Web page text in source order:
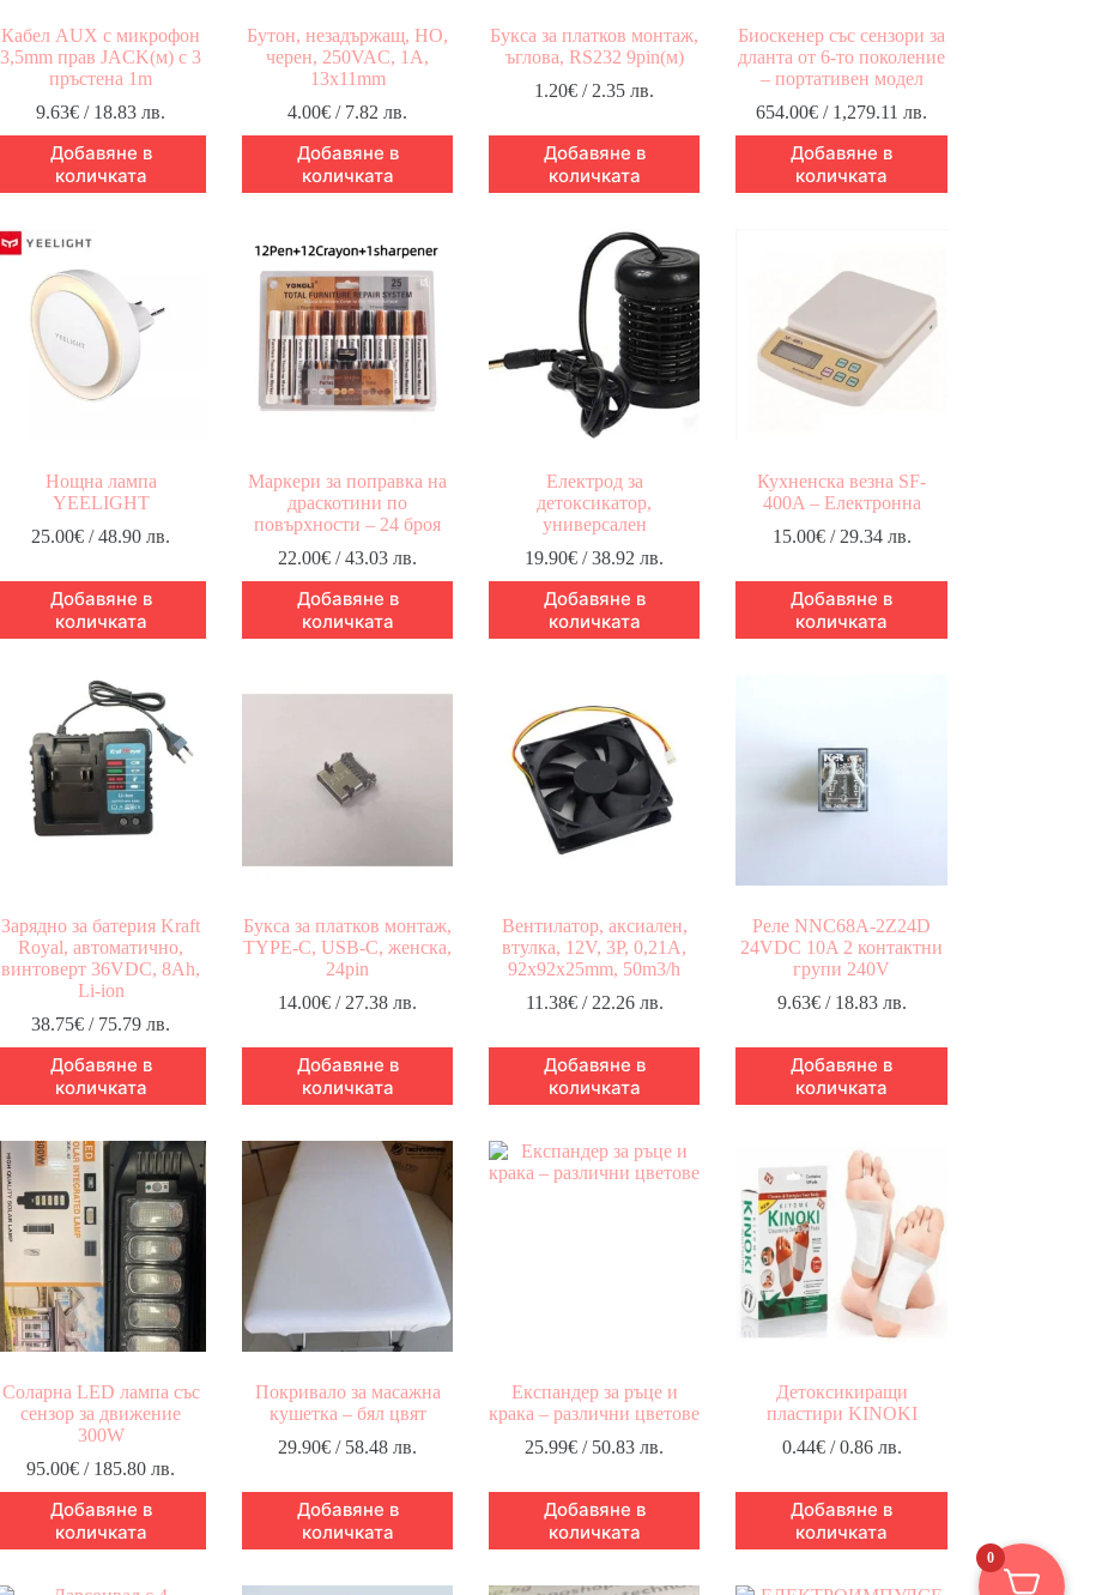
Кабел AUX с микрофон
3,5mm прав JACK(м) с 3
пръстена 1m
9.63€ / 18.83 лв.
Добавяне в
количката
Бутон, незадържащ, НО,
черен, 250VAC, 1A,
13x11mm
4.00€ / 7.82 лв.
Добавяне в
количката
Букса за платков монтаж,
ъглова, RS232 9pin(м)
1.20€ / 2.35 лв.
Добавяне в
количката
Биоскенер със сензори за
дланта от 6-то поколение
– портативен модел
654.00€ / 1,279.11 лв.
Добавяне в
количката
Нощна лампа
YEELIGHT
25.00€ / 48.90 лв.
Добавяне в
количката
Маркери за поправка на
драскотини по
повърхности – 24 броя
22.00€ / 43.03 лв.
Добавяне в
количката
Електрод за
детоксикатор,
универсален
19.90€ / 38.92 лв.
Добавяне в
количката
Кухненска везна SF-
400A – Електронна
15.00€/ 29.34 лв.
Добавяне в
количката
Зарядно за батерия Kraft
Royal, автоматично,
винтоверт 36VDC, 8Ah,
Li-ion
38.75€ / 75.79 лв.
Добавяне в
количката
Букса за платков монтаж,
TYPE-C, USB-C, женска,
24pin
14.00€ / 27.38 лв.
Добавяне в
количката
Вентилатор, аксиален,
втулка, 12V, 3P, 0,21A,
92х92х25mm, 50m3/h
11.38€/ 22.26 лв.
Добавяне в
количката
Реле NNC68A-2Z24D
24VDC 10A 2 контактни
групи 240V
9.63€/ 18.83 лв.
Добавяне в
количката
Соларна LED лампа със
сензор за движение
300W
95.00€ / 185.80 лв.
Добавяне в
количката
Покривало за масажна
кушетка – бял цвят
29.90€ / 58.48 лв.
Добавяне в
количката
Експандер за ръце и
крака – различни цветове
25.99€ / 50.83 лв.
Добавяне в
количката
Детоксикиращи
пластири KINOKI
0.44€/ 0.86 лв.
Добавяне в
количката
0